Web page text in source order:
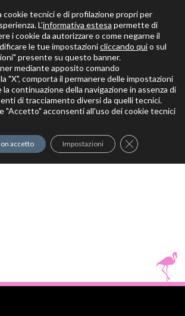
Solo per veri decoratori
tecnici e di profilazione propri per
L’informativa estesa permette di
i cookie da autorizzare o come negarne il
le tue impostazionicliccando quio sul
presente su questo banner.
mediante apposito comando
"X", comporta il permanere delle impostazioni
continuazione della navigazione in assenza di
di tracciamento diversi da quelli tecnici.
"Accetto" acconsenti all'uso dei cookie tecnici
accetto Impostazioni Close GDPR